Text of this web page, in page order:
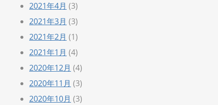
2021年4月 (3)
2021年3月 (3)
2021年2月 (1)
2021年1月 (4)
2020年12月 (4)
2020年11月 (3)
2020年10月 (3)